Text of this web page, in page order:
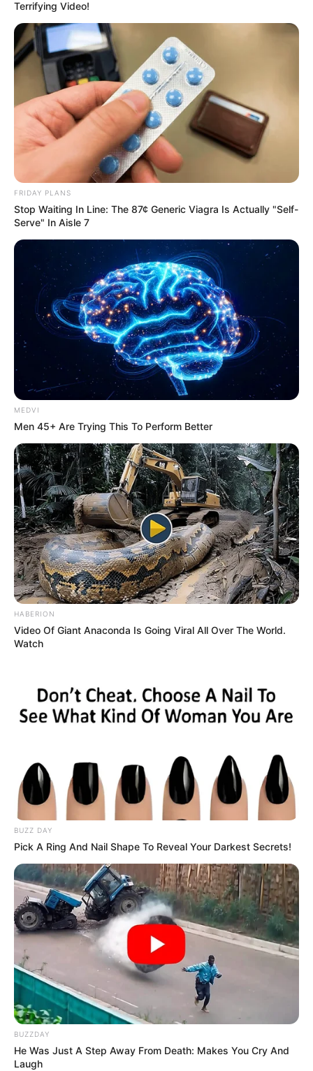
Terrifying Video!
FRIDAY PLANS
Stop Waiting In Line: The 87¢ Generic Viagra Is Actually "Self-
Serve" In Aisle 7
MEDVI
Men 45+ Are Trying This To Perform Better
HABERION
Video Of Giant Anaconda Is Going Viral All Over The World.
Watch
BUZZ DAY
Pick A Ring And Nail Shape To Reveal Your Darkest Secrets!
BUZZDAY
He Was Just A Step Away From Death: Makes You Cry And
Laugh